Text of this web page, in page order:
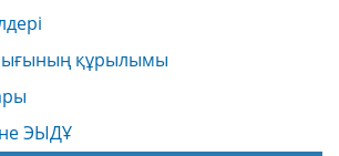
құрылымы
ЭЫДҰ